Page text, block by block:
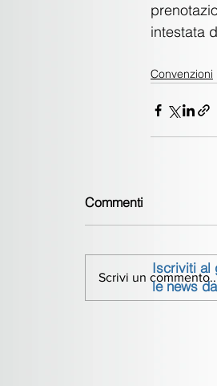
intestata
Convenzioni
Commenti
Scrivi un
Iscriviti al
le news